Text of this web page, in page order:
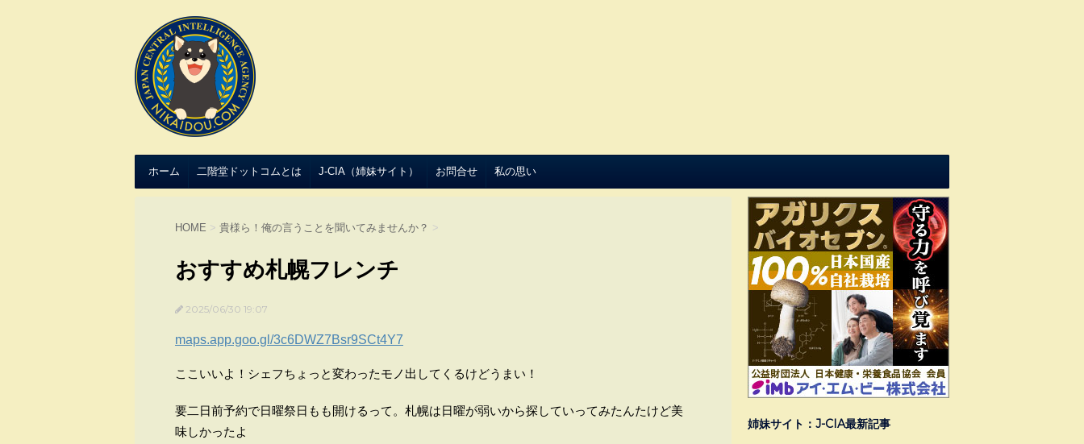
ホーム 二階堂ドットコムとは J-CIA（姉妹サイト） お問合せ 私の思い
HOME > 貴様ら！俺の言うことを聞いてみませんか？ >
おすすめ札幌フレンチ
2025/06/30 19:07
maps.app.goo.gl/3c6DWZ7Bsr9SCt4Y7
ここいいよ！シェフちょっと変わったモノ出してくるけどうまい！
要二日前予約で日曜祭日もも開けるって。札幌は日曜が弱いから探していってみたんたけど美
味しかったよ
姉妹サイト：J-CIA最新記事